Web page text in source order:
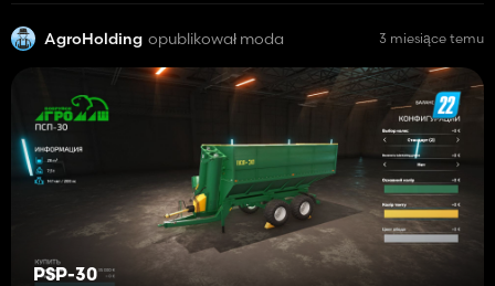
AgroHolding opublikował moda 3 miesiące temu
PSP-30